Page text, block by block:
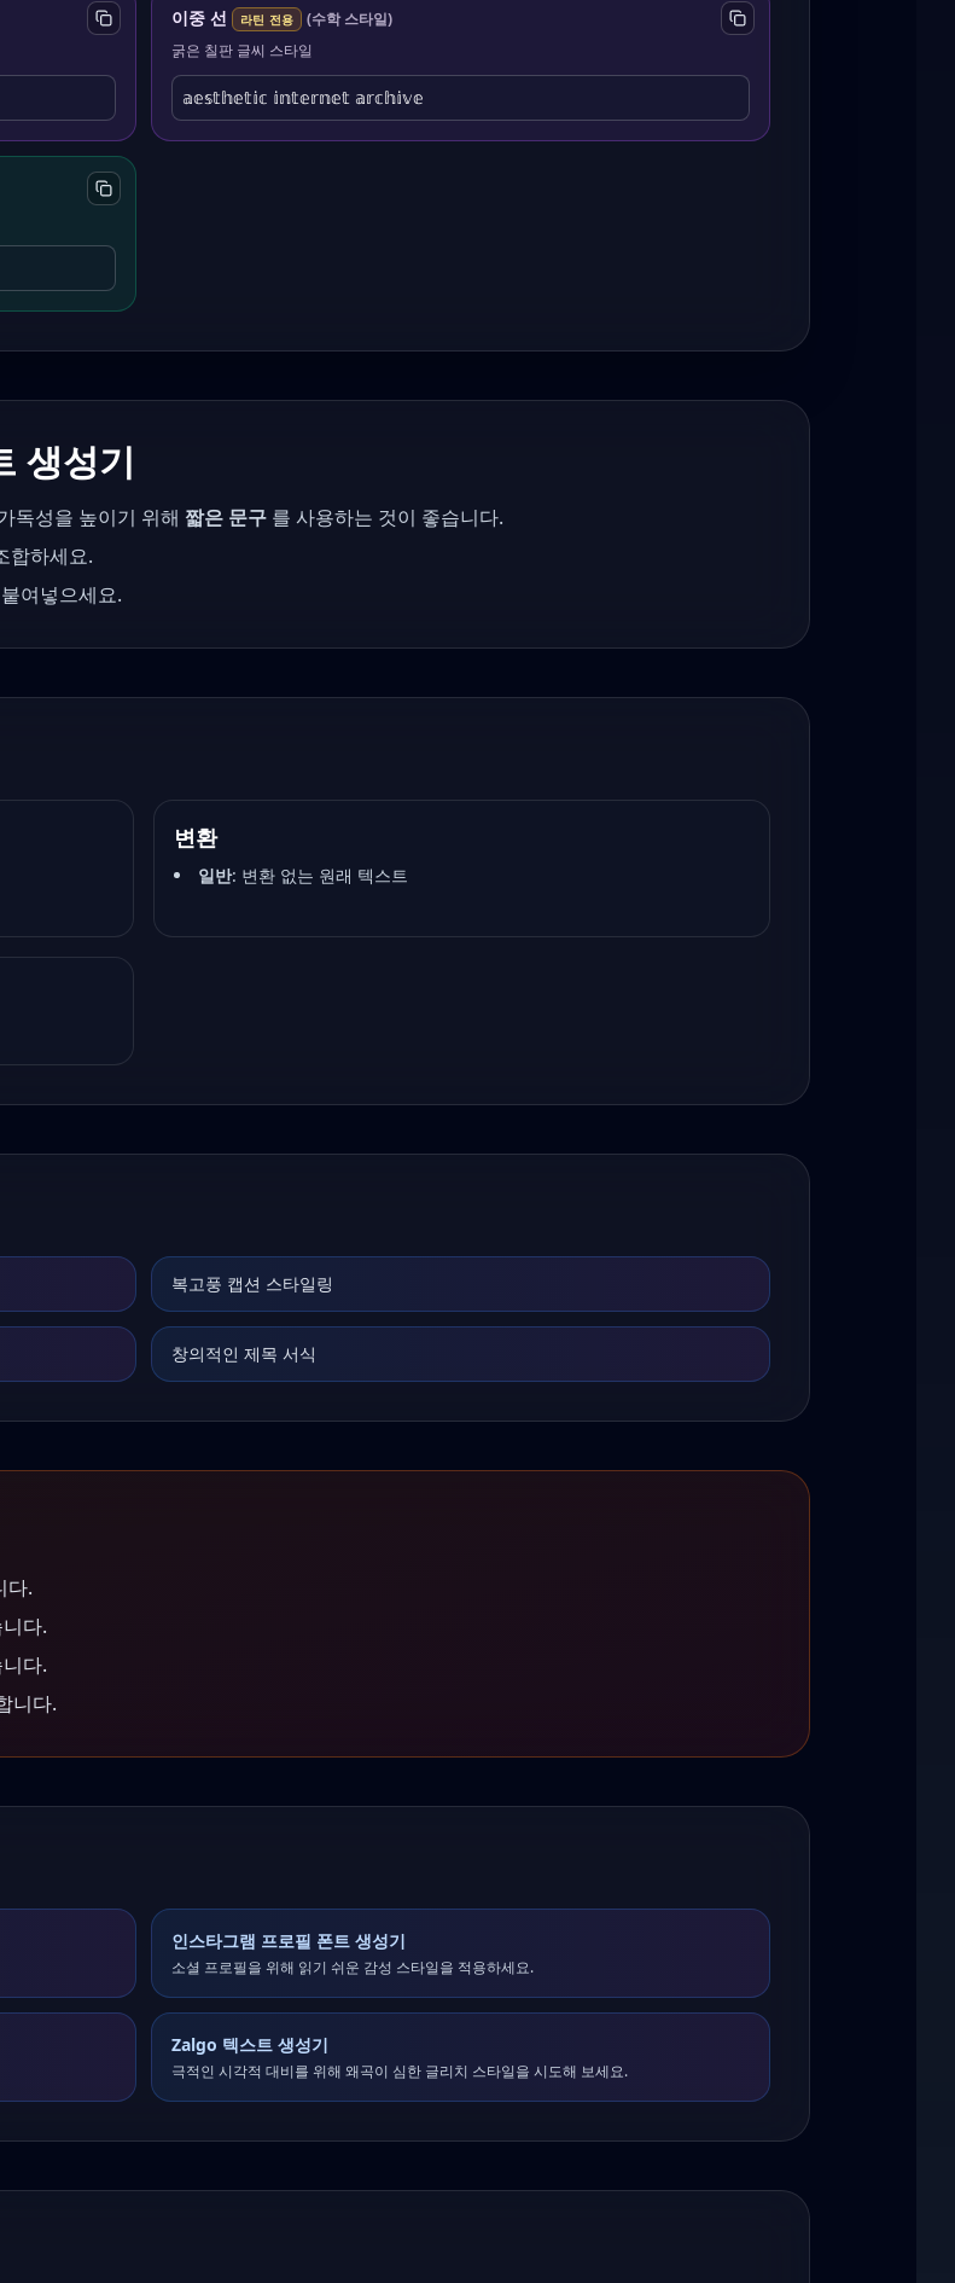
이중 선 라틴 전용 (수학 스타일)
굵은 칠판 글씨 스타일
𝕒𝕖𝕤𝕥𝕙𝕖𝕥𝕚𝕔 𝕚𝕟𝕥𝕖𝕣𝕟𝕖𝕥 𝕒𝕣𝕔𝕙𝕚𝕧𝕖
생성기
독성을 높이기 위해 짧은 문구 를 사용하는 것이 좋습니다.
합하세요.
여넣으세요.
변환
일반: 변환 없는 원래 텍스트
복고풍 캡션 스타일링
창의적인 제목 서식
다.
다.
다.
니다.
인스타그램 프로필 폰트 생성기
소셜 프로필을 위해 읽기 쉬운 감성 스타일을 적용하세요.
Zalgo 텍스트 생성기
극적인 시각적 대비를 위해 왜곡이 심한 글리치 스타일을 시도해 보세요.